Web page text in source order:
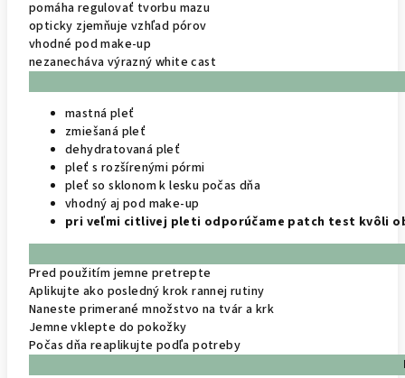
pomáha regulovať tvorbu mazu
opticky zjemňuje vzhľad pórov
vhodné pod make-up
nezanecháva výrazný white cast
mastná pleť
zmiešaná pleť
dehydratovaná pleť
pleť s rozšírenými pórmi
pleť so sklonom k lesku počas dňa
vhodný aj pod make-up
pri veľmi citlivej pleti odporúčame patch test kvôli
Pred použitím jemne pretrepte
Aplikujte ako posledný krok rannej rutiny
Naneste primerané množstvo na tvár a krk
Jemne vklepte do pokožky
Počas dňa reaplikujte podľa potreby